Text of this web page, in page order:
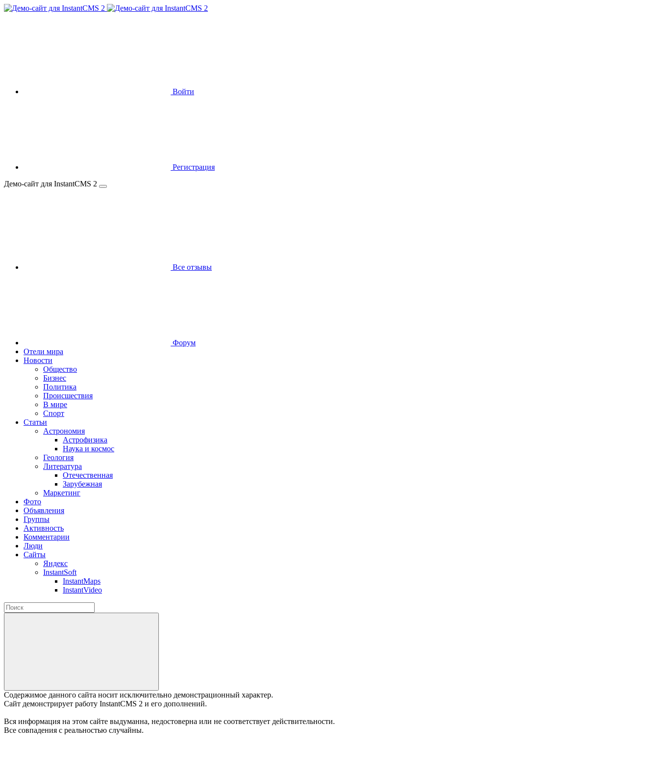
Войти
Регистрация
Демо-сайт для InstantCMS 2
Все отзывы
Форум
Отели мира
Новости
Общество
Бизнес
Политика
Происшествия
В мире
Спорт
Статьи
Астрономия
Астрофизика
Наука и космос
Геология
Литература
Отечественная
Зарубежная
Маркетинг
Фото
Объявления
Группы
Активность
Комментарии
Люди
Сайты
Яндекс
InstantSoft
InstantMaps
InstantVideo
Содержимое данного сайта носит исключительно демонстрационный характер.
Сайт демонстрирует работу InstantCMS 2 и его дополнений.
Вся информация на этом сайте выдуманна, недостоверна или не соответствует действительности.
Все совпадения с реальностью случайны.